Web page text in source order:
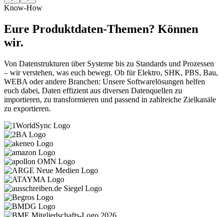
Know-How
Eure Produktdaten-Themen? Können
wir.
Von Datenstrukturen über Systeme bis zu Standards und Prozessen
– wir verstehen, was euch bewegt. Ob für Elektro, SHK, PBS, Bau,
WEBA oder andere Branchen: Unsere Softwarelösungen helfen
euch dabei, Daten effizient aus diversen Datenquellen zu
importieren, zu transformieren und passend in zahlreiche Zielkanäle
zu exportieren.